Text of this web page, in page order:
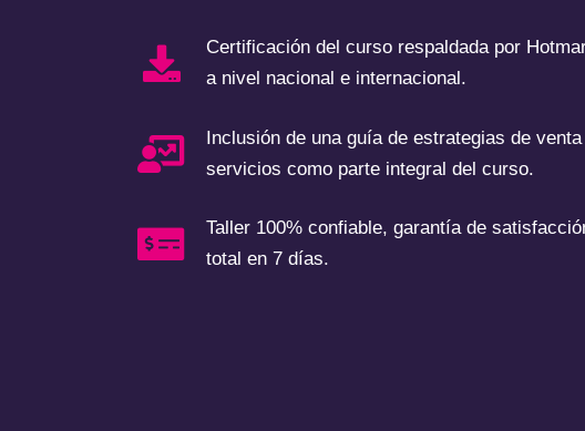
Certificación del curso respaldada por
a nivel nacional e internacional.
Inclusión de una guía de estrategias de
servicios como parte integral del curso.
Taller 100% confiable, garantía de
total en 7 días.